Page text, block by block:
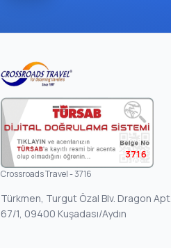
3716
Crossroads Travel - 3716
Türkmen, Turgut Özal Blv. Dragon Apt.
67/1, 09400 Kuşadası/Aydın